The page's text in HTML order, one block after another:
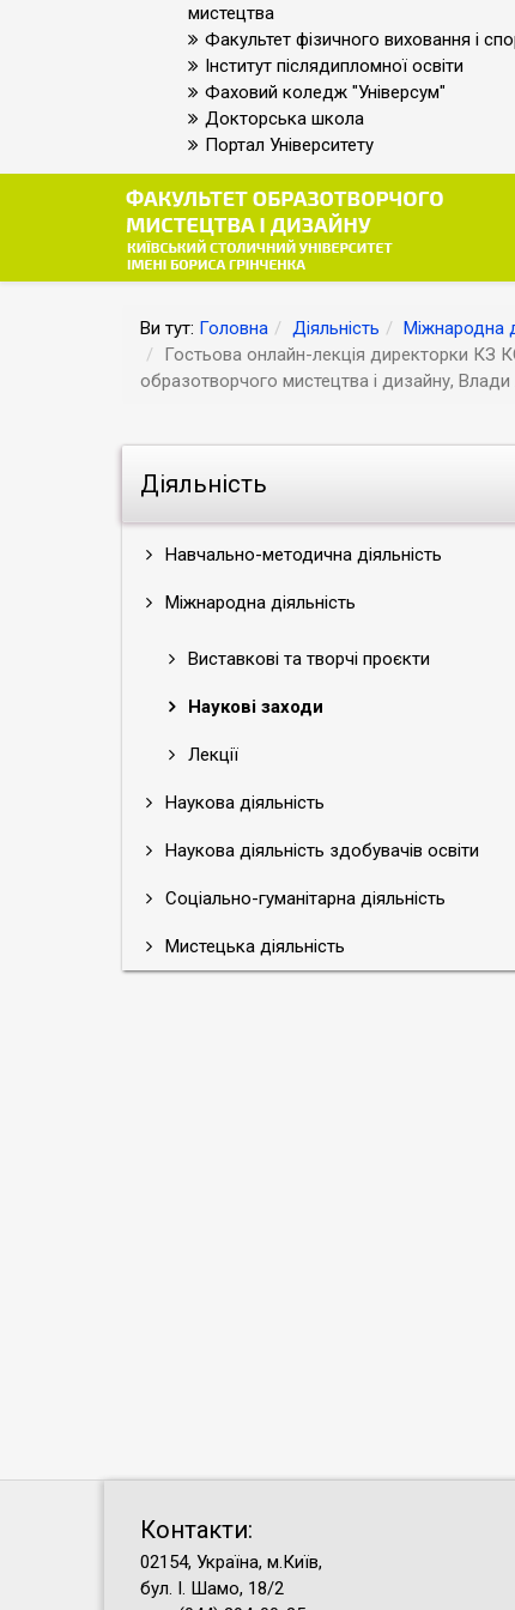
мистецтва
Факультет фізичного виховання і
Інститут післядипломної освіти
Фаховий коледж "Універсум"
Докторська школа
Портал Університету
Ви тут: Головна Діяльність Міжнародна
Гостьова онлайн-лекція директорки КЗ
образотворчого мистецтва і дизайну,
Діяльність
Навчально-методична діяльність
Міжнародна діяльність
Виставкові та творчі проєкти
Наукові заходи
Лекції
Наукова діяльність
Наукова діяльність здобувачів освіти
Соціально-гуманітарна діяльність
Мистецька діяльність
Контакти:
02154, Україна, м.Київ,
бул. І. Шамо, 18/2